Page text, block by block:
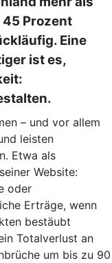
Prozent
Eine
ist es,
– und vor allem
leisten
Etwa als
Website:
oder
Erträge, wenn
bestäubt
Totalverlust an
um bis zu 90